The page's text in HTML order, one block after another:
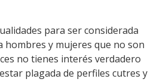
para ser considerada
hombres y mujeres que no son
no tienes interés verdadero
plagada de perfiles cutres y